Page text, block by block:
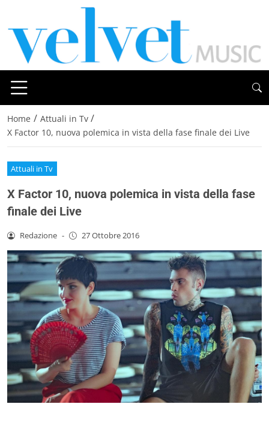
Home / Attuali in Tv /
X Factor 10, nuova polemica in vista della fase finale dei Live
Attuali in Tv
X Factor 10, nuova polemica in vista della fase
finale dei Live
Redazione - 27 Ottobre 2016